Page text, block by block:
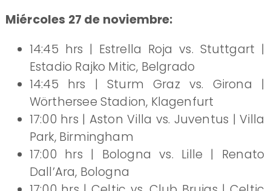
Miércoles 27 de noviembre:
14:45 hrs | Estrella Roja vs. Stuttgart |
Estadio Rajko Mitic, Belgrado
14:45 hrs | Sturm Graz vs. Girona |
Wörthersee Stadion, Klagenfurt
17:00 hrs | Aston Villa vs. Juventus | Villa
Park, Birmingham
17:00 hrs | Bologna vs. Lille | Renato
Dall’Ara, Bologna